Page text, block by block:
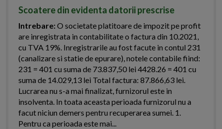
Scoatere din evidenta datorii prescrise
Intrebare:O societate platitoare de impozit pe profit
are inregistrata in contabilitate o factura din 10.2021,
cu TVA 19%. Inregistrarile au fost facute in contul 231
(canalizare si statie de epurare), notele contabile fiind:
231 = 401 cu suma de 73.837,50 lei 4428.26 = 401 cu
suma de 14.029,13 lei Total factura: 87.866,63 lei.
Lucrarea nu s-a mai finalizat, furnizorul este in
insolventa. In toata aceasta perioada furnizorul nu a
facut niciun demers pentru recuperarea sumei. 1.
Pentru ca perioada este mai...